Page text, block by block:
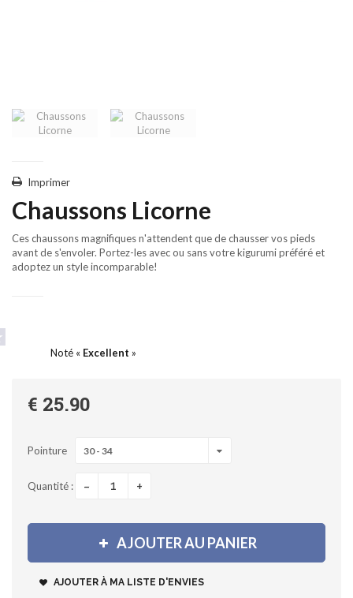
Imprimer
Chaussons Licorne
Ces chaussons magnifiques n'attendent que de chausser vos pieds
avant de s'envoler. Portez-les avec ou sans votre kigurumi préféré et
adoptez un style incomparable!
Noté « Excellent »
€ 25.90
Pointure 30 - 34
Quantité : - +
AJOUTER AU PANIER
AJOUTER À MA LISTE D'ENVIES